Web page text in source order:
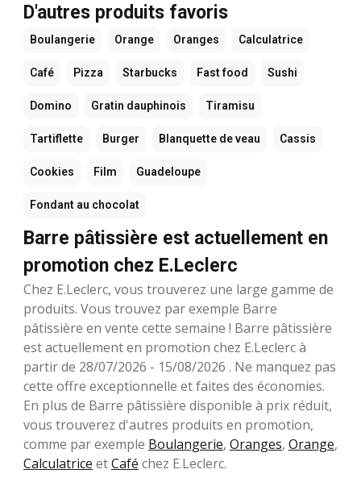
D'autres produits favoris
Boulangerie Orange Oranges Calculatrice
Café Pizza Starbucks Fast food Sushi
Domino Gratin dauphinois Tiramisu
Tartiflette Burger Blanquette de veau Cassis
Cookies Film Guadeloupe
Fondant au chocolat
Barre pâtissière est actuellement en
promotion chez E.Leclerc
Chez E.Leclerc, vous trouverez une large gamme de
produits. Vous trouvez par exemple Barre
pâtissière en vente cette semaine ! Barre pâtissière
est actuellement en promotion chez E.Leclerc à
partir de 28/07/2026 - 15/08/2026 . Ne manquez pas
cette offre exceptionnelle et faites des économies.
En plus de Barre pâtissière disponible à prix réduit,
vous trouverez d'autres produits en promotion,
comme par exemple Boulangerie, Oranges, Orange,
Calculatrice etCafé chez E.Leclerc.